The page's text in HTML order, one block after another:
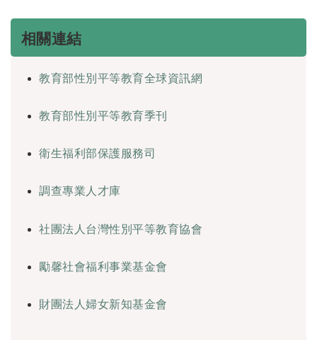
相關連結
教育部性別平等教育全球資訊網
教育部性別平等教育季刊
衛生福利部保護服務司
調查專業人才庫
社團法人台灣性別平等教育協會
勵馨社會福利事業基金會
財團法人婦女新知基金會